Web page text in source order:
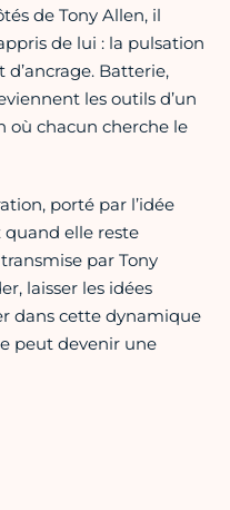
de Tony Allen, il
de lui : la pulsation
Batterie,
les outils d’un
où chacun cherche le
porté par l’idée
elle reste
par Tony
laisser les idées
dans cette dynamique
peut devenir une